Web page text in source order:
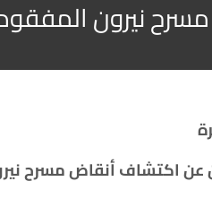
مسرح نيرون
عن اكتشاف أنقاض مسرح